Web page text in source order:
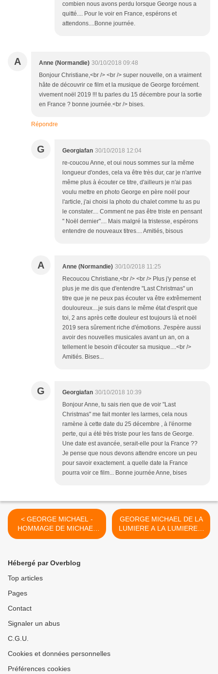
combien nous avons perdu lorsque George nous a
quitté.... Pour le voir en France, espérons et
attendons....Bonne journée.
A Anne (Normandie) 30/10/2018 09:48
Bonjour Christiane,<br /> <br /> super nouvelle, on a vraiment
hâte de découvrir ce film et la musique de George forcément.
vivement noël 2019 !!! tu parles du 15 décembre pour la sortie
en France ? bonne journée.<br /> bises.
Répondre
G Georgiafan 30/10/2018 12:04
re-coucou Anne, et oui nous sommes sur la même
longueur d'ondes, cela va être très dur, car je n'arrive
même plus à écouter ce titre, d'ailleurs je n'ai pas
voulu mettre en photo George en père noël pour
l'article, j'ai choisi la photo du chalet comme tu as pu
le constater.... Comment ne pas être triste en pensant
" Noël dernier".... Mais malgré la tristesse, espérons
entendre de nouveaux titres.... Amitiés, bisous
A Anne (Normandie) 30/10/2018 11:25
Recoucou Christiane,<br /> <br /> Plus j'y pense et
plus je me dis que d'entendre "Last Christmas" un
titre que je ne peux pas écouter va être extrêmement
douloureux....je suis dans le même état d'esprit que
toi, 2 ans après cette douleur est toujours là et noël
2019 sera sûrement riche d'émotions. J'espère aussi
avoir des nouvelles musicales avant un an, on a
tellement le besoin d'écouter sa musique....<br />
Amitiés. Bises...
G Georgiafan 30/10/2018 10:39
Bonjour Anne, tu sais rien que de voir "Last
Christmas" me fait monter les larmes, cela nous
ramène à cette date du 25 décembre , à l'énorme
perte, qui a été très triste pour les fans de George.
Une date est avancée, serait-elle pour la France ??
Je pense que nous devons attendre encore un peu
pour savoir exactement. a quelle date la France
pourra voir ce film... Bonne journée Anne, bises
< GEORGE MICHAEL -
HOMMAGE DE MICHAEL
BUBBLE & JAMES
GEORGE MICHAEL DE LA
LUMIERE A LA LUMIERE !!
>
Hébergé par Overblog
Top articles
Pages
Contact
Signaler un abus
C.G.U.
Cookies et données personnelles
Préférences cookies